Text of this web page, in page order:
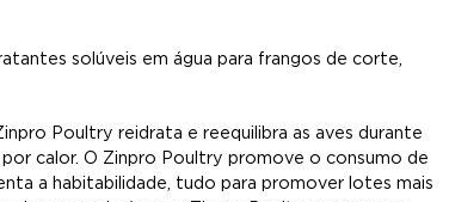
solúveis em água para frangos de corte,
Poultry reidrata e reequilibra as aves durante
calor. O Zinpro Poultry promove o consumo de
a habitabilidade, tudo para promover lotes mais